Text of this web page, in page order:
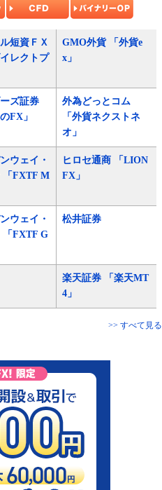
短資ＦＸ
イレクトプ
GMO外貨 「外貨e
x」
ズ証券
FX」
外為どっとコム
「外貨ネクストネ
オ」
ウェイ・
「FXTF M
ヒロセ通商 「LION
FX」
ウェイ・
「FXTF G
松井証券
楽天証券 「楽天MT
4」
>> すべて見る